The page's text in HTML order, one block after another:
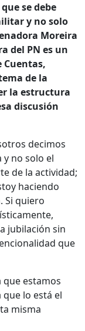
se debe
y no solo
Moreira
del PN es un
Cuentas,
de la
la estructura
discusión
decimos
y no solo el
de la actividad;
haciendo
Si quiero
jubilación sin
que
que estamos
lo está el
misma